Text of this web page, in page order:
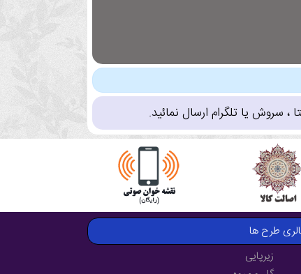
سروش یا تلگرام ارسال نمائید.
طرح ها
زیرپایی